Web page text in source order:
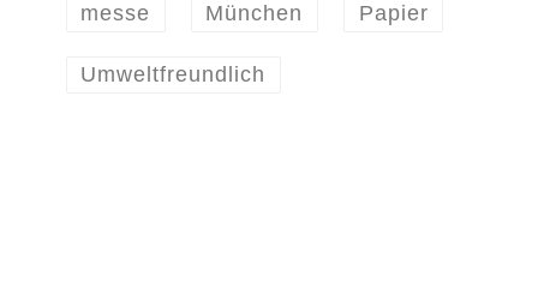
messe München Papier
Umweltfreundlich